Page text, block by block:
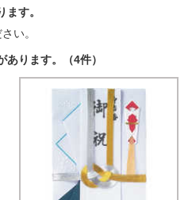
す。
い。
ります。（4件）